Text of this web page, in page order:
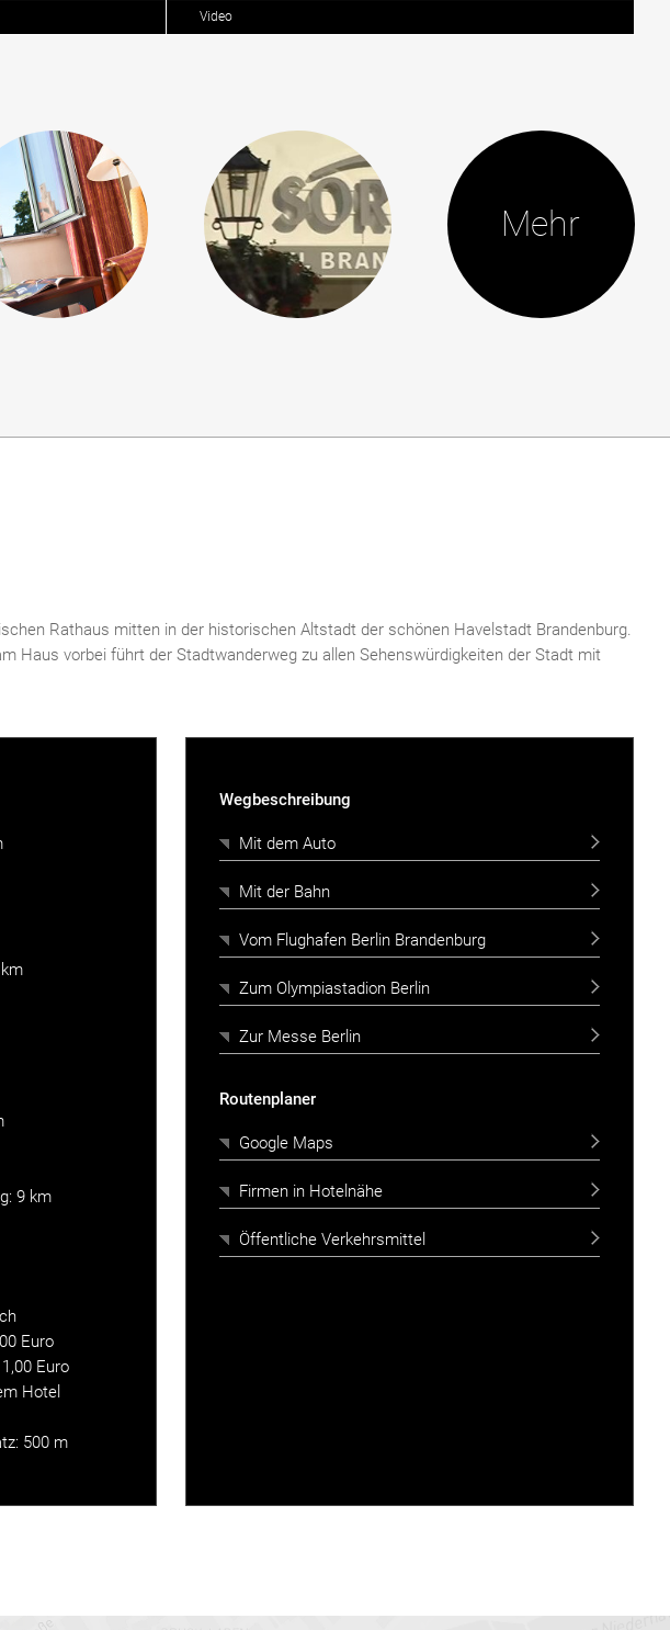
Video
Mehr
Rathaus mitten in der historischen Altstadt der schönen Havelstadt Brandenburg.
Haus vorbei führt der Stadtwanderweg zu allen Sehenswürdigkeiten der Stadt mit
9 km
Euro
Euro
Hotel
500 m
Wegbeschreibung
Mit dem Auto
Mit der Bahn
Vom Flughafen Berlin Brandenburg
Zum Olympiastadion Berlin
Zur Messe Berlin
Routenplaner
Google Maps
Firmen in Hotelnähe
Öffentliche Verkehrsmittel